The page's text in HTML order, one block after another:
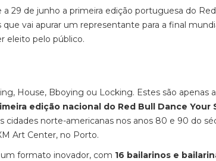
a 29 de junho a primeira edição portuguesa do
que vai apurar um representante para a final
eleito pelo público.
House, Bboying ou Locking. Estes são apenas
edição nacional do Red Bull Dance
cidades norte-americanas nos anos 80 e 90 do
Art Center, no Porto.
formato inovador, com 16 bailarinos e